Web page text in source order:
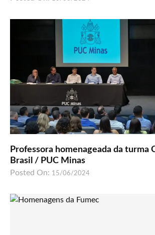
Professora homenageada da turma
Brasil / PUC Minas
Posted On: 15/06/2024